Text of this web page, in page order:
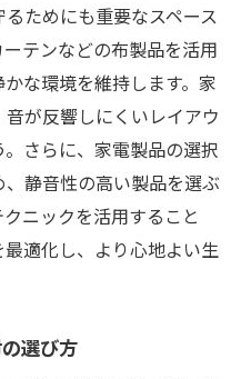
材の選び方
紹介
た素材選定
音材の特徴
材ランキング
からリラックスできる
環境の重要性
空間設計
ためにも重要なスペース
テンなどの布製品を活用
な環境を維持します。家
が反響しにくいレイアウ
さらに、家電製品の選択
静音性の高い製品を選ぶ
ニックを活用すること
適化し、より心地よい生
選び方